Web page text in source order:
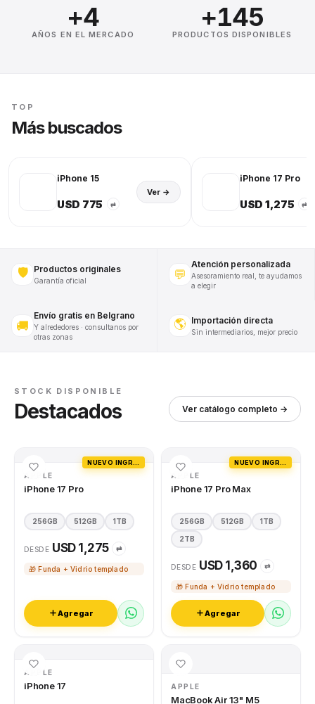
+4
AÑOS EN EL MERCADO
+145
PRODUCTOS DISPONIBLES
TOP
Más buscados
iPhone 15
USD 775 ⇄
Ver →
iPhone 17 Pro
USD 1,275 ⇄
🛡️ Productos originales
Garantía oficial 💬
Atención personalizada
Asesoramiento real, te ayudamos
a elegir
🚚
Envío gratis en Belgrano
Y alrededores · consultanos por
otras zonas
🌎 Importación directa
Sin intermediarios, mejor precio
STOCK DISPONIBLE
Destacados Ver catálogo completo →
APPLE
iPhone 17 Pro
256GB 512GB 1TB
DESDE USD 1,275 ⇄
🎁 Funda + Vidrio templado
Agregar
APPLE
iPhone 17 Pro Max
256GB 512GB 1TB
2TB
DESDE USD 1,360 ⇄
🎁 Funda + Vidrio templado
Agregar
APPLE
iPhone 17 APPLE
MacBook Air 13" M5